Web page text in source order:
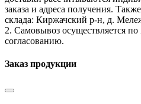
заказа и адреса получения.
склада: Киржачский р-н, д.
2. Самовывоз осуществляется
согласованию.
Заказ продукции